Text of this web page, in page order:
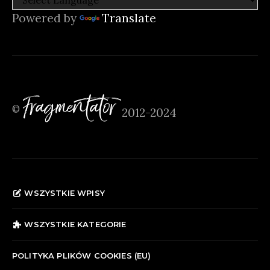
Powered by Translate
© Fragmentator 2012-2024
WSZYSTKIE WPISY
WSZYSTKIE KATEGORIE
POLITYKA PLIKÓW COOKIES (EU)